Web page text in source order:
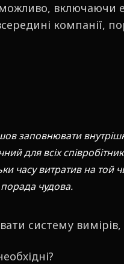
включаючи
компанії,
заповнювати
для всіх
часу витратив на той
чудова.
систему